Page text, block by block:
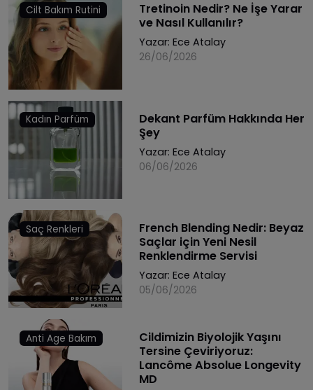
Cilt Bakım Rutini
Tretinoin Nedir? Ne İşe Yarar
ve Nasıl Kullanılır?
Yazar: Ece Atalay
26/06/2026
Kadın Parfüm
Dekant Parfüm Hakkında Her
Şey
Yazar: Ece Atalay
06/06/2026
Saç Renkleri
French Blending Nedir: Beyaz
Saçlar için Yeni Nesil
Renklendirme Servisi
Yazar: Ece Atalay
05/06/2026
Anti Age Bakım
Cildimizin Biyolojik Yaşını
Tersine Çeviriyoruz:
Lancôme Absolue Longevity
MD